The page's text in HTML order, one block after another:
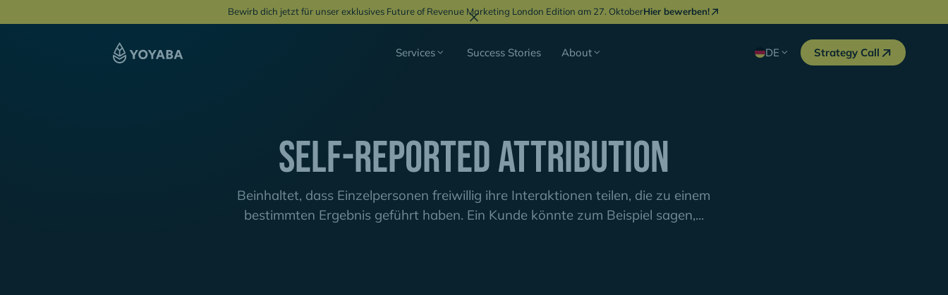
Bewirb dich jetzt für unser exklusives Future of Revenue Marketing London Edition am 27. OktoberHier bewerben!
Services Success Stories About DE Strategy Call
Self-reported Attribution
Beinhaltet, dass Einzelpersonen freiwillig ihre Interaktionen teilen, die zu einem
bestimmten Ergebnis geführt haben. Ein Kunde könnte zum Beispiel sagen,...